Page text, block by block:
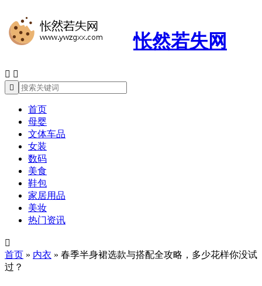
怅然若失网
 

首页
母婴
文体车品
女装
数码
美食
鞋包
家居用品
美妆
热门资讯

首页 » 内衣 » 春季半身裙选款与搭配全攻略，多少花样你没试
过？